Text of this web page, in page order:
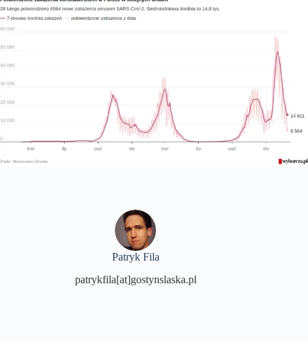
Patryk Fila
patrykfila[at]gostynslaska.pl